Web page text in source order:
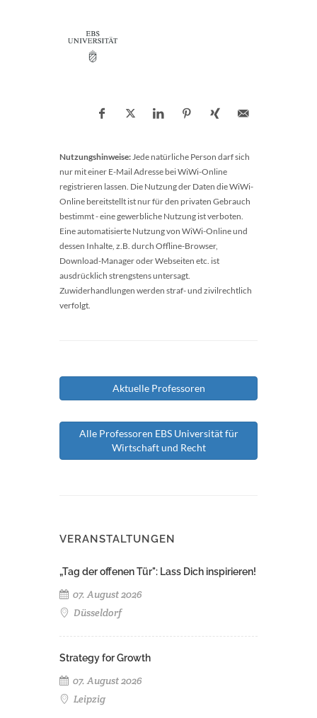
Nutzungshinweise:Jede natürliche Person darf sich
nur mit einer E-Mail Adresse bei WiWi-Online
registrieren lassen. Die Nutzung der Daten die WiWi-
Online bereitstellt ist nur für den privaten Gebrauch
bestimmt - eine gewerbliche Nutzung ist verboten.
Eine automatisierte Nutzung von WiWi-Online und
dessen Inhalte, z.B. durch Offline-Browser,
Download-Manager oder Webseiten etc. ist
ausdrücklich strengstens untersagt.
Zuwiderhandlungen werden straf- und zivilrechtlich
verfolgt.
Aktuelle Professoren
Alle Professoren EBS Universität für
Wirtschaft und Recht
VERANSTALTUNGEN
„Tag der offenen Tür": Lass Dich inspirieren!
07. August 2026
Düsseldorf
Strategy for Growth
07. August 2026
Leipzig